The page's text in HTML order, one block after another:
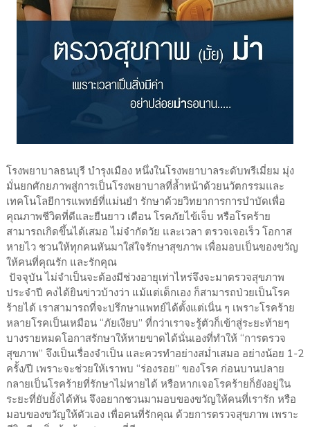
โรงพยาบาลธนบุรี บำรุงเมือง หนึ่งในโรงพยาบาลระดับพรีเมี่ยม มุ่ง
มั่นยกศักยภาพสู่การเป็นโรงพยาบาลที่ล้ำหน้าด้วยนวัตกรรมและ
เทคโนโลยีการแพทย์ที่แม่นยำ รักษาด้วยวิทยาการการบำบัดเพื่อ
คุณภาพชีวิตที่ดีและยืนยาว เตือน โรคภัยไข้เจ็บ หรือโรคร้าย
สามารถเกิดขึ้นได้เสมอ ไม่จำกัดวัย และเวลา ตรวจเจอเร็ว โอกาส
หายไว ชวนให้ทุกคนหันมาใส่ใจรักษาสุขภาพ เพื่อมอบเป็นของขวัญ
ให้คนที่คุณรัก และรักคุณ
ปัจจุบัน ไม่จำเป็นจะต้องมีช่วงอายุเท่าไหร่จึงจะมาตรวจสุขภาพ
ประจำปี คงได้ยินข่าวบ้างว่า แม้แต่เด็กเอง ก็สามารถป่วยเป็นโรค
ร้ายได้ เราสามารถที่จะปรึกษาแพทย์ได้ตั้งแต่เนิ่น ๆ เพราะโรคร้าย
หลายโรคเป็นเหมือน “ภัยเงียบ” ที่กว่าเราจะรู้ตัวก็เข้าสู่ระยะท้ายๆ
บางรายหมดโอกาสรักษาให้หายขาดได้นั่นเองที่ทำให้ “การตรวจ
สุขภาพ” จึงเป็นเรื่องจำเป็น และควรทำอย่างสม่ำเสมอ อย่างน้อย 1-2
ครั้ง/ปี เพราะจะช่วยให้เราพบ “ร่องรอย” ของโรค ก่อนบานปลาย
กลายเป็นโรคร้ายที่รักษาไม่หายได้ หรือหากเจอโรคร้ายก็ยังอยู่ใน
ระยะที่ยับยั้งได้ทัน จึงอยากชวนมามอบของขวัญให้คนที่เรารัก หรือ
มอบของขวัญให้ตัวเอง เพื่อคนที่รักคุณ ด้วยการตรวจสุขภาพ เพราะ